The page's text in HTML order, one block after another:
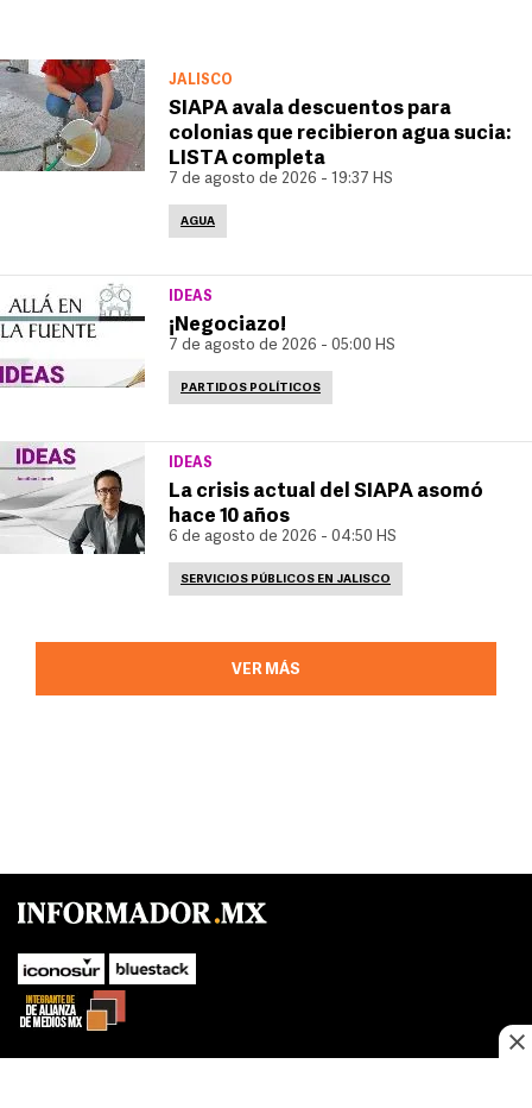
JALISCO
SIAPA avala descuentos para
colonias que recibieron agua sucia:
LISTA completa
7 de agosto de 2026 - 19:37 HS
AGUA
IDEAS
¡Negociazo!
7 de agosto de 2026 - 05:00 HS
PARTIDOS POLÍTICOS
IDEAS
La crisis actual del SIAPA asomó
hace 10 años
6 de agosto de 2026 - 04:50 HS
SERVICIOS PÚBLICOS EN JALISCO
VER MÁS